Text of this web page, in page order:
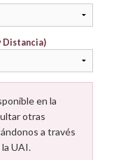
Distancia)
en la
otras
a través
UAI.